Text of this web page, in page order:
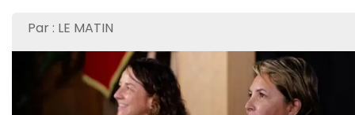
Par : LE MATIN